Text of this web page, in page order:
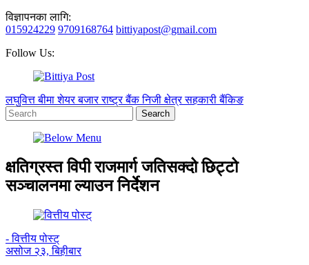
विज्ञापनका लागि:
015924229 9709168764 bittiyapost@gmail.com
Follow Us:
लघुवित्तबीमाशेयर बजारराष्ट्र बैंकनिजी क्षेत्रसहकारीबैंकिङ
क्षतिग्रस्त विपी राजमार्ग जतिसक्दो छिट्टो
सञ्चालनमा ल्याउन निर्देशन
- वित्तीय पोस्ट्
असोज २३, बिहीबार